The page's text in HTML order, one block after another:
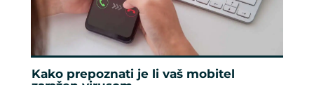
Kako prepoznati je li vaš mobitel